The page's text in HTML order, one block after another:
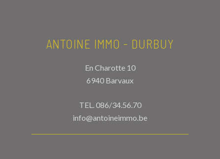
ANTOINE IMMO - DURBUY
En Charotte 10
6940 Barvaux
TEL.086/34.56.70
info@antoineimmo.be